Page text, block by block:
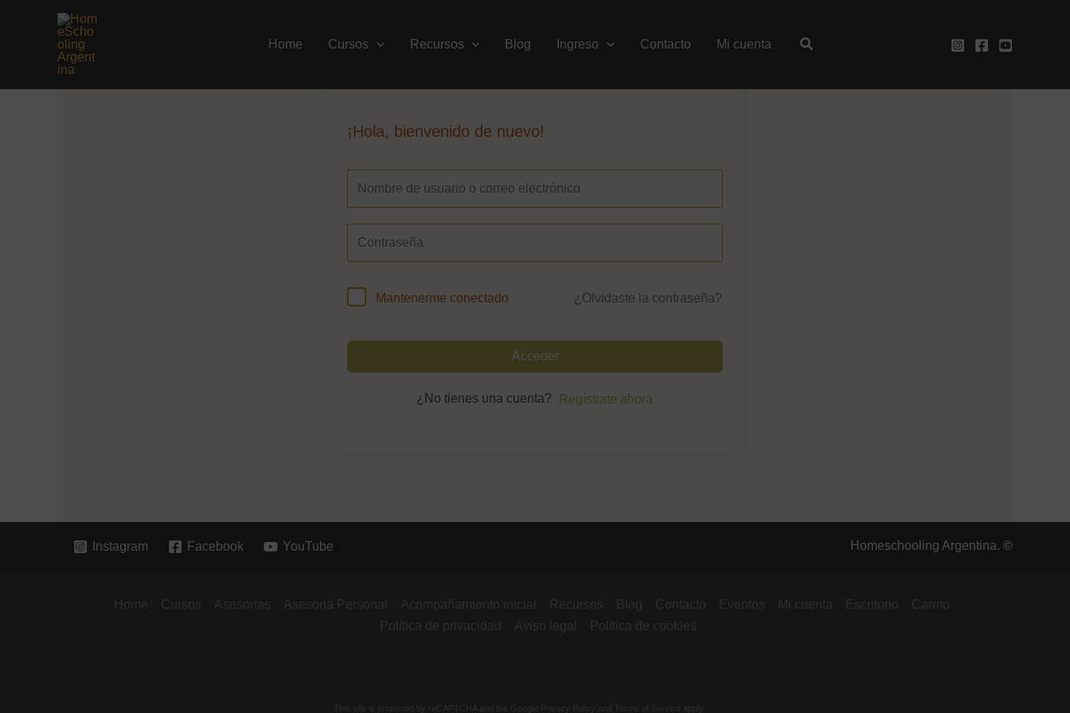
Home Cursos Recursos Blog Ingreso Contacto Mi cuenta
¡Hola, bienvenido de nuevo!
Mantenerme conectado ¿Olvidaste la contraseña?
Acceder
¿No tienes una cuenta? Regístrate ahora
Instagram Facebook YouTube Homeschooling Argentina. ©
Home Cursos Asesorias Asesoria Personal Acompañamiento inicial Recursos Blog Contacto Eventos Mi cuenta Escritorio
Carrito
Política de privacidad
Aviso legal Política de cookies
This site is protected by reCAPTCHA and the Google Privacy Policy and Terms of Service apply.
¿Olvidaste tu contraseña?